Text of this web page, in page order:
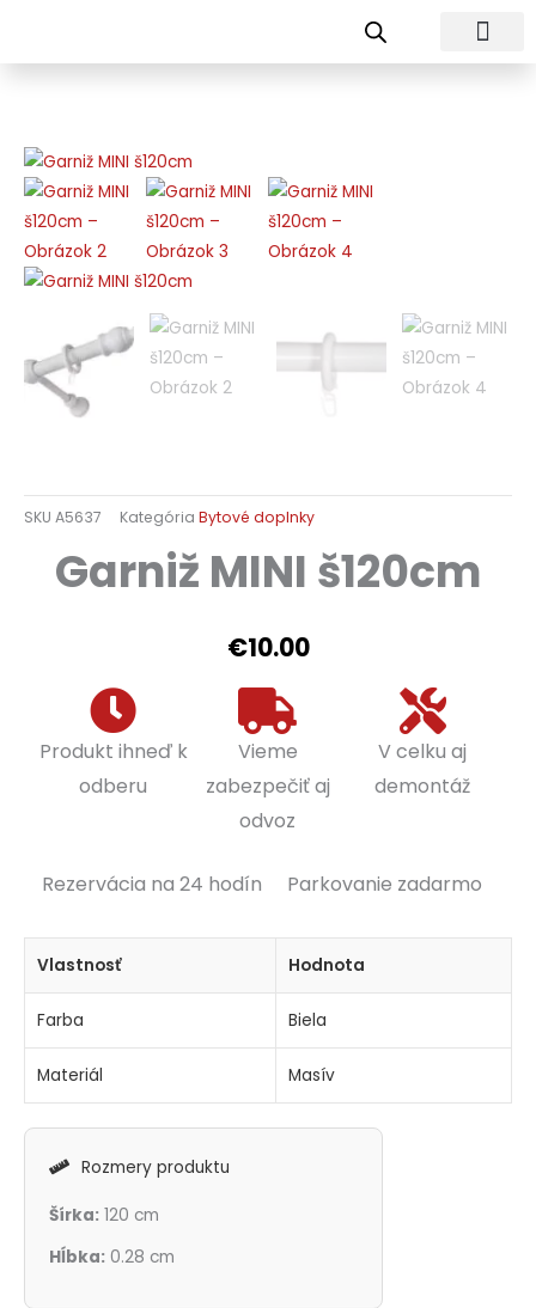
SKU A5637 Kategória Bytové doplnky
Garniž MINI š120cm
€10.00
Produkt ihneď k
odberu
Vieme
zabezpečiť aj
odvoz
V celku aj
demontáž
Rezervácia na 24 hodín Parkovanie zadarmo
Vlastnosť Hodnota
Farba Biela
Materiál Masív
Rozmery produktu
Šírka: 120 cm
Hĺbka: 0.28 cm